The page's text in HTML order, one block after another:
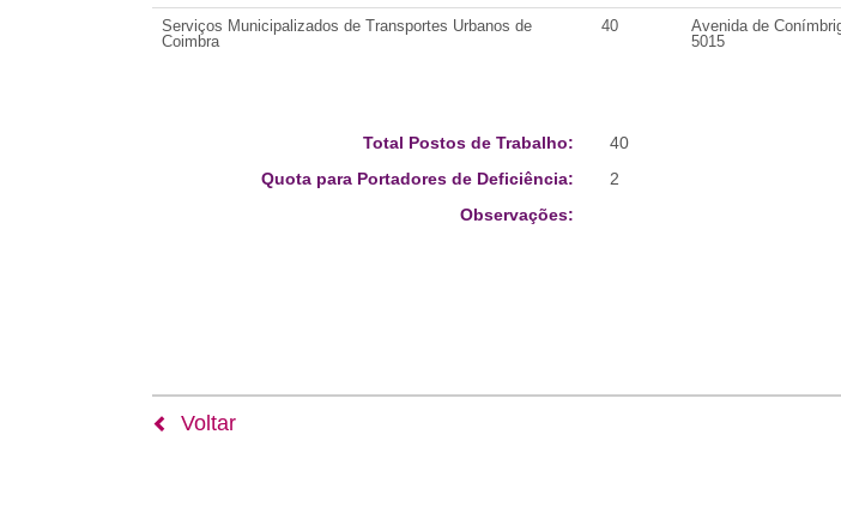
Serviços Municipalizados de Transportes Urbanos de
Coimbra
40
Avenida de
5015
Total Postos de Trabalho:
40
Quota para Portadores de Deficiência:
2
Observações:
Voltar